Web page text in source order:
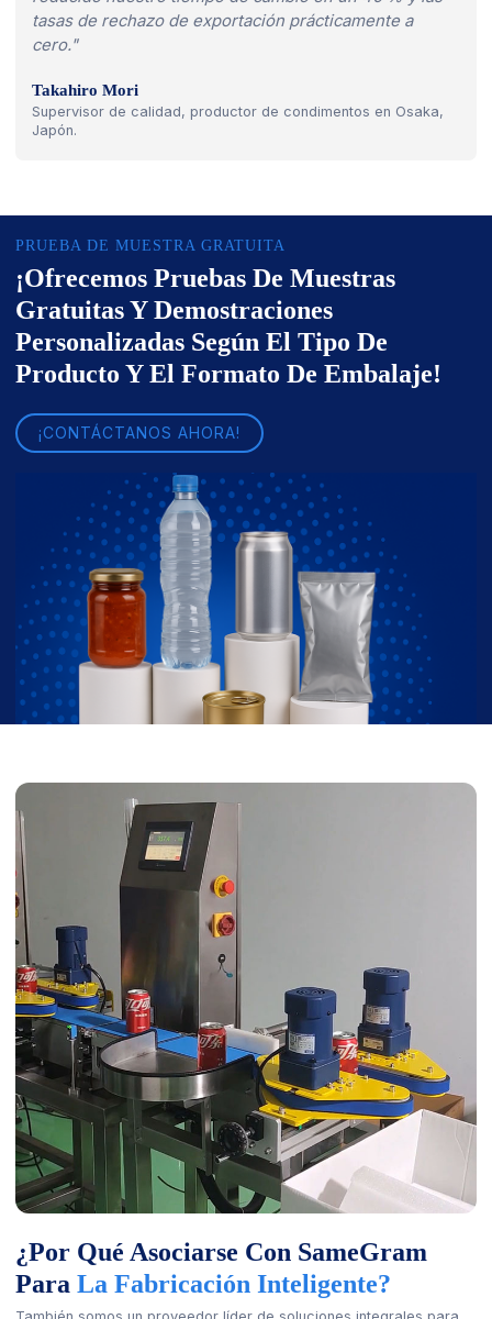
tasas de rechazo de exportación prácticamente a
cero."
Takahiro Mori
Supervisor de calidad, productor de condimentos en Osaka,
Japón.
PRUEBA DE MUESTRA GRATUITA
¡Ofrecemos Pruebas De Muestras
Gratuitas Y Demostraciones
Personalizadas Según El Tipo De
Producto Y El Formato De Embalaje!
¡CONTÁCTANOS AHORA!
¿Por Qué Asociarse Con SameGram
ParaLa Fabricación Inteligente?